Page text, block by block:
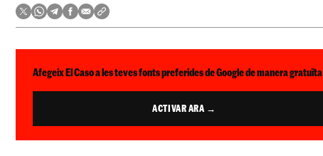
Afegeix El Caso a les teves fonts preferides de Google de manera gratuïta
ACTIVAR ARA →